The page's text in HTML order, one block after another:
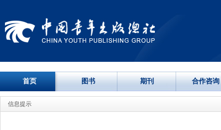
首页 图书 期刊 合作咨询
信息提示